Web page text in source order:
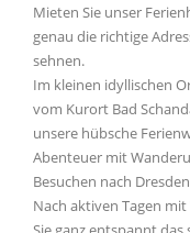
Mieten Sie unser
genau die richtige
sehnen.
Im kleinen idyllischen
vom Kurort Bad
unsere hübsche
Abenteuer mit
Besuchen nach
Nach aktiven Tagen